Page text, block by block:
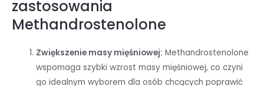
zastosowania
Methandrostenolone
Zwiększenie masy mięśniowej: Methandrostenolone
wspomaga szybki wzrost masy mięśniowej, co czyni
go idealnym wyborem dla osób chcących poprawić